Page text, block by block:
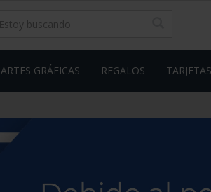
ARTES GRÁFICAS REGALOS